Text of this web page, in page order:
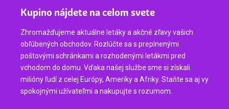
Kupino nájdete na celom svete
Zhromažďujeme aktuálne letáky a akčné zľavy vašich
obľúbených obchodov. Rozlúčte sa s preplnenými
poštovými schránkami a rozhodenými letákmi pred
vchodom do domu. Vďaka našej službe sme si získali
milióny ľudí z celej Európy, Ameriky a Afriky. Staňte sa aj vy
spokojnými užívateľmi a nakupujte s rozumom.